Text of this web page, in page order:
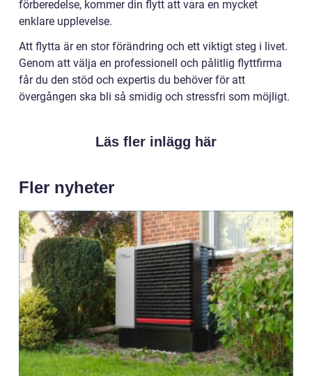
förberedelse, kommer din flytt att vara en mycket
enklare upplevelse.
Att flytta är en stor förändring och ett viktigt steg i livet.
Genom att välja en professionell och pålitlig flyttfirma
får du den stöd och expertis du behöver för att
övergången ska bli så smidig och stressfri som möjligt.
Läs fler inlägg här
Fler nyheter